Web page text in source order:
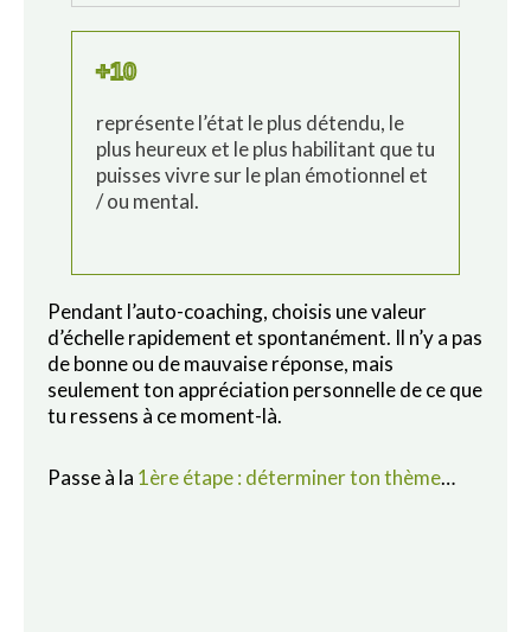
+10
représente l’état le plus détendu, le
plus heureux et le plus habilitant que tu
puisses vivre sur le plan émotionnel et
/ ou mental.
Pendant l’auto-coaching, choisis une valeur
d’échelle rapidement et spontanément. Il n’y a pas
de bonne ou de mauvaise réponse, mais
seulement ton appréciation personnelle de ce que
tu ressens à ce moment-là.
Passe à la 1ère étape : déterminer ton thème…